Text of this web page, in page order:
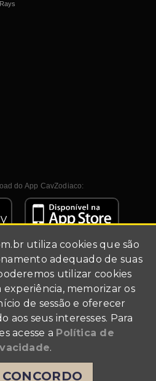
do App CavZodiaco:
fãs (fã-clube).
foi utilizado para fins de
Kurumada, Shueisha, Akita
utiliza cookies que são
adequado de suas
utilizar cookies
experiência, memorizar os
de sessão e oferecer
aos seus interesses. Para
acesse a Política de
.